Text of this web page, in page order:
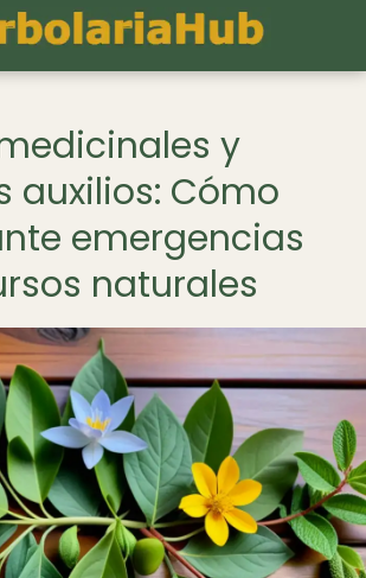
y
auxilios: Cómo
emergencias
naturales